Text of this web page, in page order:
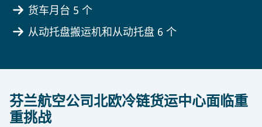
货车月台 5 个
从动托盘搬运机和从动托盘 6 个
芬兰航空公司北欧冷链货运中心面临重
重挑战